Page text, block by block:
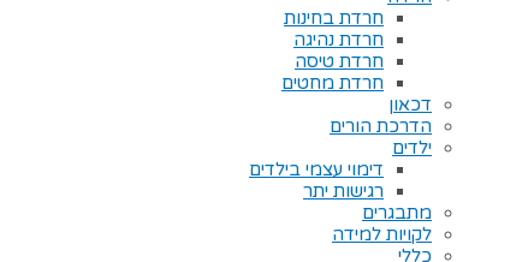
חרדת בחינות
חרדת נהיגה
חרדת טיסה
חרדת מחטים
דכאון
הדרכת הורים
ילדים
דימוי עצמי בילדים
רגישות יתר
מתבגרים
לקויות למידה
כללי